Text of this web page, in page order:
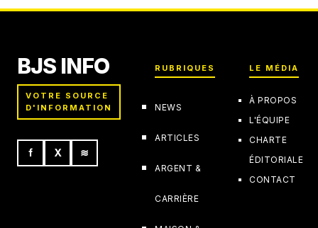
BJS INFO
VOTRE SOURCE
D'INFORMATION
f X ≋
RUBRIQUES
NEWS
ARTICLES
ARGENT &
CARRIÈRE
LE MÉDIA
À PROPOS
L'ÉQUIPE
CHARTE
ÉDITORIALE
CONTACT